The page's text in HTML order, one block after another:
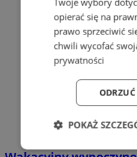
opierać się na
prawo sprzeciwić
chwili wycofać
prywatności
POKAŻ
Niezbędne